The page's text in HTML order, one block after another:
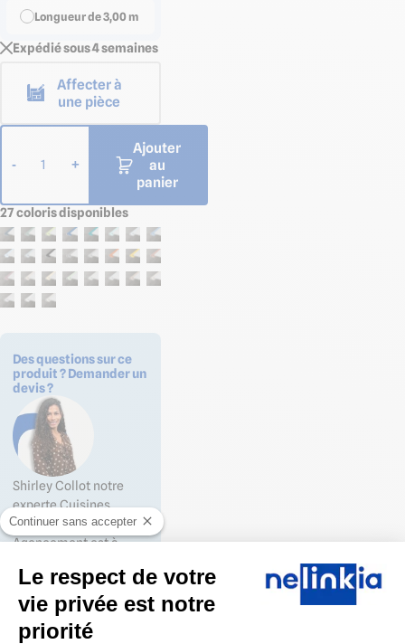
Longueur de 3,00 m
Expédié sous 4 semaines
Affecter à
une pièce
- 1 +
Ajouter
au
panier
27 coloris disponibles
Des questions sur ce
produit ? Demander un
devis ?
Shirley Collot notre
experte Cuisines
Professionnelles &
Agencement est à
au vendredi de 8h30 à
12h30 et de 13h30 à
Continuer sans accepter
Le respect de votre
vie privée est notre
priorité